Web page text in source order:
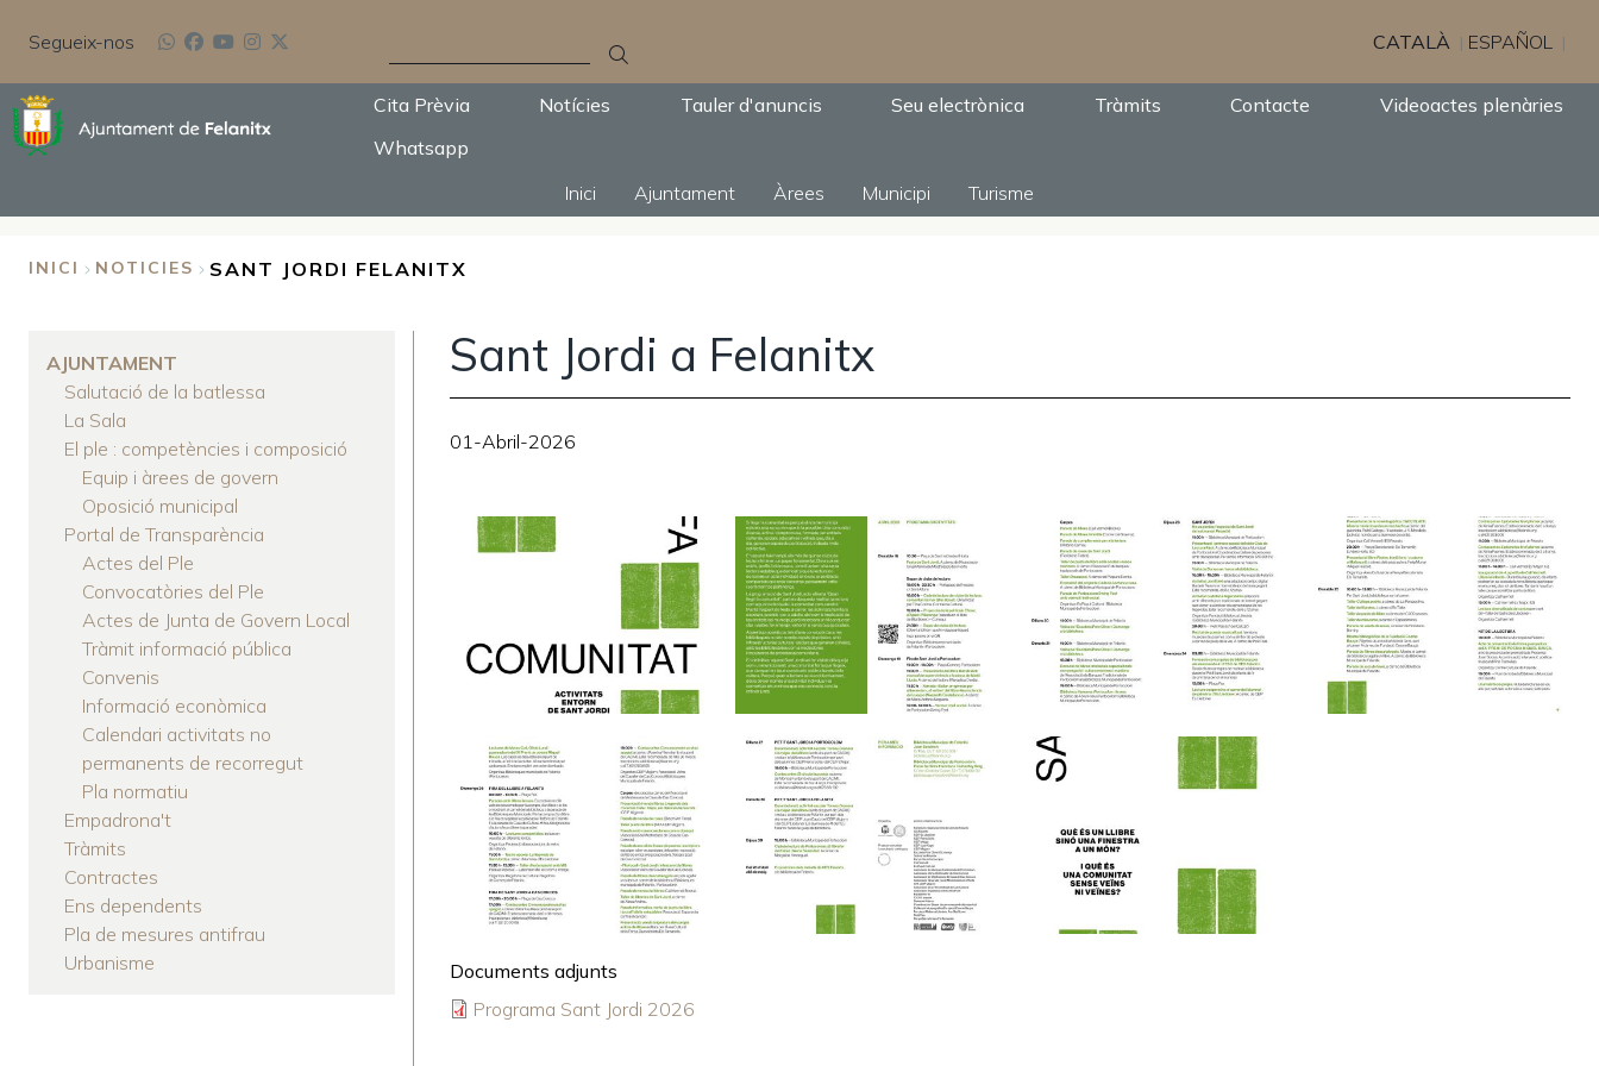
Segueix-nos CATALÀ ESPAÑOL
Cita Prèvia Notícies Tauler d'anuncis Seu electrònica Tràmits Contacte
Videoactes plenàries
Whatsapp
Inici
Ajuntament Àrees Municipi Turisme
D'ARIADNA
INICI NOTICIES SANT JORDI FELANITX
AJUNTAMENT
Salutació de la batlessa
La Sala
El ple : competències i composició
Equip i àrees de govern
Oposició municipal
Portal de Transparència
Actes del Ple
Convocatòries del Ple
Actes de Junta de Govern Local
Tràmit informació pública
Convenis
Informació econòmica
Calendari activitats no
permanents de recorregut
Pla normatiu
Empadrona't
Tràmits
Contractes
Ens dependents
Pla de mesures antifrau
Urbanisme
Sant Jordi a Felanitx
01-Abril-2026
Documents adjunts
Programa Sant Jordi 2026